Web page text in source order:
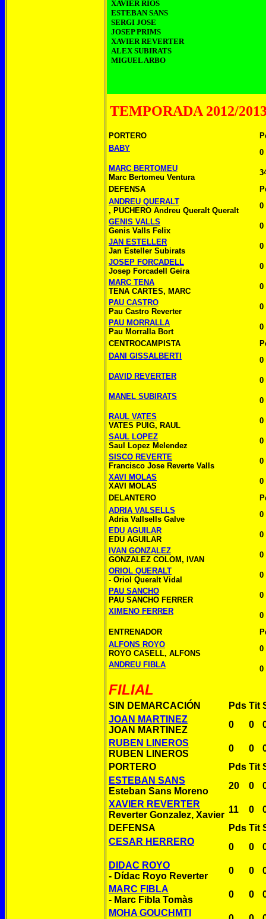
XAVIER RIOS
ESTEBAN SANS
SERGI JOSE
JOSEP PRIMS
XAVIER REVERTER
ALEX SUBIRATS
MIGUEL ARBO
TEMPORADA 2012/
PORTERO
BABY
0
MARC BERTOMEU
Marc Bertomeu Ventura
DEFENSA
ANDREU QUERALT
, PUCHERO Andreu Queralt Queralt
0
GENIS VALLS
Genis Valls Felix
0
JAN ESTELLER
Jan Esteller Subirats
0
JOSEP FORCADELL
Josep Forcadell Geira
0
MARC TENA
TENA CARTES, MARC
0
PAU CASTRO
Pau Castro Reverter
0
PAU MORRALLA
Pau Morralla Bort
0
CENTROCAMPISTA
DANI GISSALBERTI
0
DAVID REVERTER
0
MANEL SUBIRATS
0
RAUL VATES
VATES PUIG, RAUL
0
SAUL LOPEZ
Saul Lopez Melendez
0
SISCO REVERTE
Francisco Jose Reverte Valls
0
XAVI MOLAS
XAVI MOLAS
0
DELANTERO
ADRIA VALSELLS
Adria Vallsells Galve
0
EDU AGUILAR
EDU AGUILAR
0
IVAN GONZALEZ
GONZALEZ COLOM, IVAN
0
ORIOL QUERALT
- Oriol Queralt Vidal
0
PAU SANCHO
PAU SANCHO FERRER
0
XIMENO FERRER
0
ENTRENADOR
ALFONS ROYO
ROYO CASELL, ALFONS
0
ANDREU FIBLA
0
FILIAL
SIN DEMARCACIÓN Pds Tit
JOAN MARTINEZ
JOAN MARTINEZ
0 0
RUBEN LINEROS
RUBEN LINEROS
0 0
PORTERO
Pds Tit
ESTEBAN SANS
Esteban Sans Moreno
20 0
XAVIER REVERTER
Reverter Gonzalez, Xavier
11 0
DEFENSA
Pds Tit
CESAR HERRERO
0 0
DIDAC ROYO
- Dídac Royo Reverter
0 0
MARC FIBLA
- Marc Fibla Tomàs
0 0
MOHA GOUCHMTI